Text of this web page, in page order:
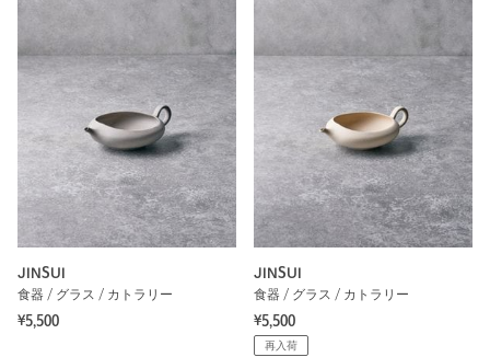
JINSUI
食器 / グラス / カトラリー
¥5,500
JINSUI
食器 / グラス / カトラリー
¥5,500
再入荷